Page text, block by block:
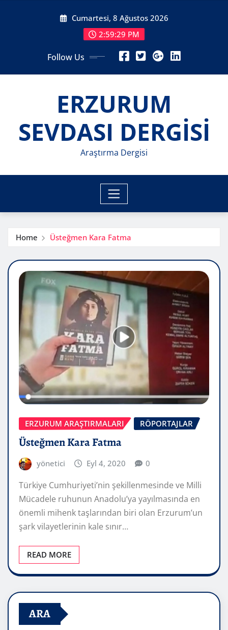
Cumartesi, 8 Ağustos 2026
2:59:31 PM
Follow Us
ERZURUM
SEVDASI DERGİSİ
Araştırma Dergisi
Home Üsteğmen Kara Fatma
ERZURUM ARAŞTIRMALARI RÖPORTAJLAR
Üsteğmen Kara Fatma
yönetici Eyl 4, 2020 0
Türkiye Cumhuriyeti’nin şekillenmesinde ve Milli
Mücadele ruhunun Anadolu’ya yayılmasında en
önemli mihenk taşlarından biri olan Erzurum’un
şark vilayetlerinin kale sınır…
READ MORE
ARA